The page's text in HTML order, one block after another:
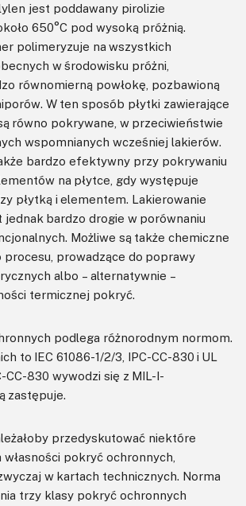
jest poddawany pirolizie
650°C pod wysoką próżnią.
polimeryzuje na wszystkich
w środowisku próżni,
równomierną powłokę, pozbawioną
W ten sposób płytki zawierające
równo pokrywane, w przeciwieństwie
wspomnianych wcześniej lakierów.
bardzo efektywny przy pokrywaniu
na płytce, gdy występuje
płytką i elementem. Lakierowanie
jednak bardzo drogie w porównaniu
Możliwe są także chemiczne
prowadzące do poprawy
albo – alternatywnie –
termicznej pokryć.
podlega różnorodnym normom.
to IEC 61086-1/2/3, IPC-CC-830 i UL
CC-830 wywodzi się z MIL-I-
zastępuje.
przedyskutować niektóre
własności pokryć ochronnych,
w kartach technicznych. Norma
trzy klasy pokryć ochronnych